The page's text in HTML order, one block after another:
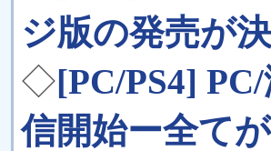
ジ版の発売が
◇[PC/PS4]
信開始ー全て